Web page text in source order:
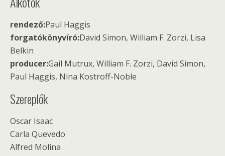
rendező:Paul Haggis
forgatókönyvíró:David Simon, William F. Zorzi, Lisa
Belkin
producer:Gail Mutrux, William F. Zorzi, David Simon,
Paul Haggis, Nina Kostroff-Noble
Szereplők
Oscar Isaac
Carla Quevedo
Alfred Molina